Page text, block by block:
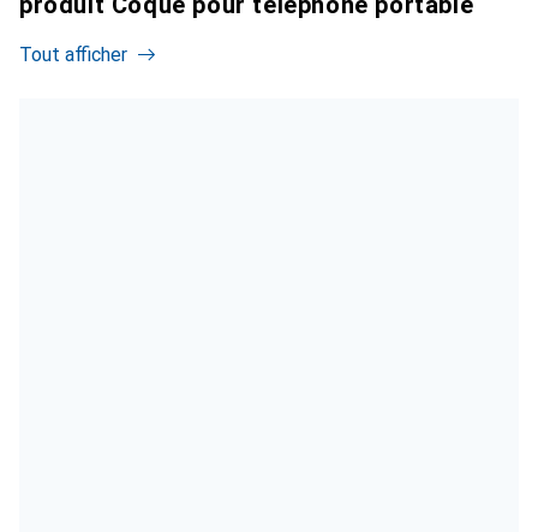
Tout afficher